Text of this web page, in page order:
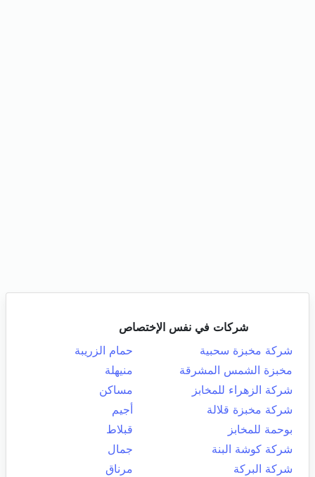
شركات في نفس الإختصاص
شركة مخبزة سحبية
حمام الزريبة
مخبزة الشمس المشرقة
منيهلة
شركة الزهراء للمخابز
مساكن
شركة مخبزة قلالة
أجيم
بوحمة للمخابز
قبلاط
شركة كوشة البنة
جمال
شركة البركة
مرناق